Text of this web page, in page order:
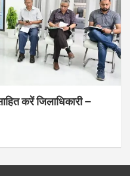
करें जिलाधिकारी –